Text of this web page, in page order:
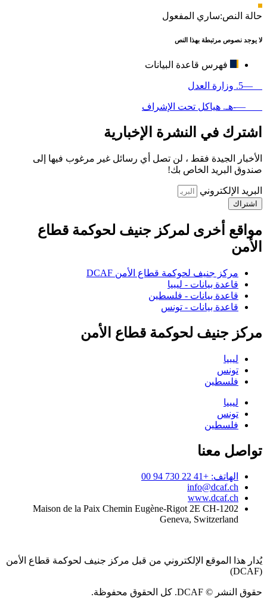
حالة النص:ساري المفعول
لا يوجد نصوص مرتبطة بهذا النص
فهرس قاعدة البيانات
—5. وزارة العدل
—-هـ. هياكل تحت الإشراف
اشترك في النشرة الإخبارية
الأخبار الجيدة فقط ، لن تصل أي رسائل غير مرغوب فيها إلى
صندوق البريد الخاص بك!
البريد الإلكتروني
اشتراك
مواقع أخرى لمركز جنيف لحوكمة قطاع
الأمن
مركز جنيف لحوكمة قطاع الأمن DCAF
قاعدة بيانات - ليبيا
قاعدة بيانات - فلسطين
قاعدة بيانات - تونس
مركز جنيف لحوكمة قطاع الأمن
ليبيا
تونس
فلسطين
ليبيا
تونس
فلسطين
تواصل معنا
الهاتف: +41 22 730 94 00
info@dcaf.ch
www.dcaf.ch
Maison de la Paix Chemin Eugène-Rigot 2E CH-1202
Geneva, Switzerland
يُدار هذا الموقع الإلكتروني من قبل مركز جنيف لحوكمة قطاع الأمن
(DCAF)
حقوق النشر © DCAF. كل الحقوق محفوظة.